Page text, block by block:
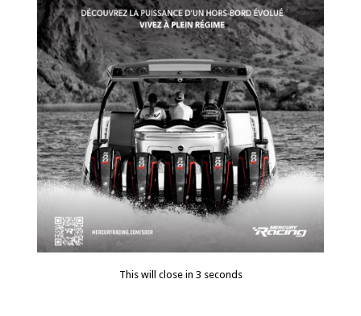
particulièrement à l’aise à une vitesse de croisière de 35 mi/h, pour un
régime de 5 000 tours/mn. Les reprises à bas et moyen régime du
DF200A sont excellentes, permettant au SLS 3 d’accélérer de façon
volontaire sur toute la plage de régime.
Quelqu’un qui navigue fréquemment sur un grand plan d’eau avec une
charge près du maximum bénéficierait sans doute de 50 chevaux
additionnels, mais pour la plupart des utilisateurs, les 200 chevaux du
moteur essayé font très bien le travail sur ce modèle. La coque répond
bien aux commandes des gaz et de la barre et le bateau se montre
sécurisant et agréable à conduire. Avoir eu plus de temps, nous
n’aurions pas hésité à aller n’importe où sur le lac Simcoe avec ce
Nous avons bien aimé cette combinaison Starcraft SLS 3 et Suzuki
DF200A. Avec les tubes à virures HMX, ce ponton est relativement
This will close in 2 seconds